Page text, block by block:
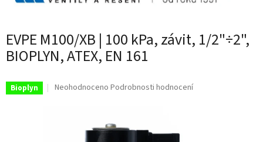
EVPE M100/XB | 100 kPa, závit, 1/2"÷2",
BIOPLYN, ATEX, EN 161
Bioplyn
Průměrné
Neohodnoceno Podrobnosti hodnocení